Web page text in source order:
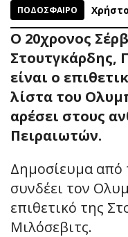
ΠΟΔΟΣΦΑΙΡΟ
Ο 20χρονος
Στουτγκάρδης,
είναι ο
λίστα του
αρέσει στους
Πειραιωτών.
Δημοσίευμα από
συνδέει τον
επιθετικό της
Μιλόσεβιτς.